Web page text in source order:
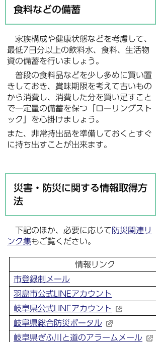
食料などの備蓄
家族構成や健康状態などを考慮して、
最低7日分以上の飲料水、食料、生活物
資の備蓄を行いましょう。
普段の食料品などを少し多めに買い置
きしておき、賞味期限を考えて古いもの
から消費し、消費した分を買い足すこと
で一定量の備蓄を保つ「ローリングスト
ック」を心掛けましょう。
また、非常持出品を準備しておくとすぐ
に持ち出すことが出来ます。
災害・防災に関する情報取得方
法
下記のほか、必要に応じて防災関連リ
ンク集もご覧ください。
情報リンク
市登録制メール
羽島市公式LINEアカウント
岐阜県公式LINEアカウント
岐阜県総合防災ポータル
岐阜県ぎふ川と道のアラームメール